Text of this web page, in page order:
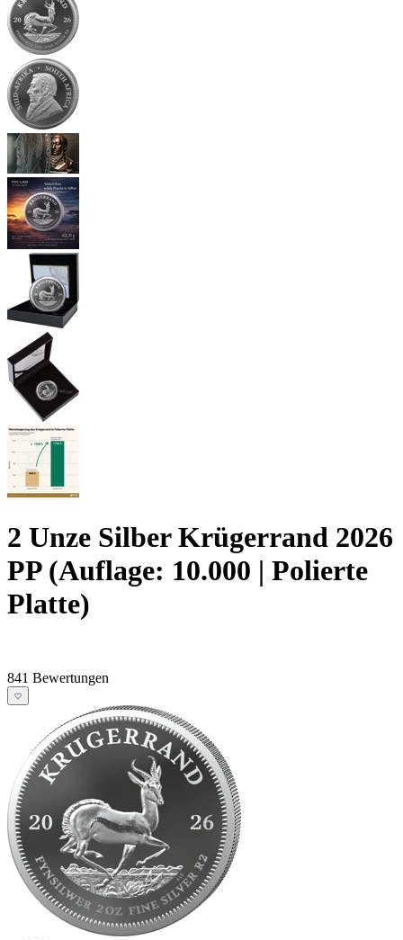
2 Unze Silber Krügerrand 2026
PP (Auflage: 10.000 | Polierte
Platte)
841 Bewertungen